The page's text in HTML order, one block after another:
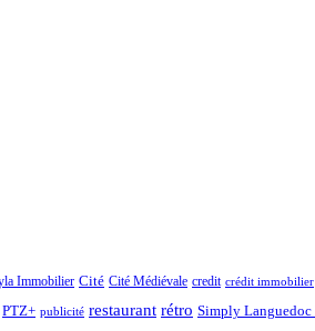
Immobilier Cité Cité Médiévale credit crédit immobilier
PTZ+ publicité restaurant rétro Simply Languedoc